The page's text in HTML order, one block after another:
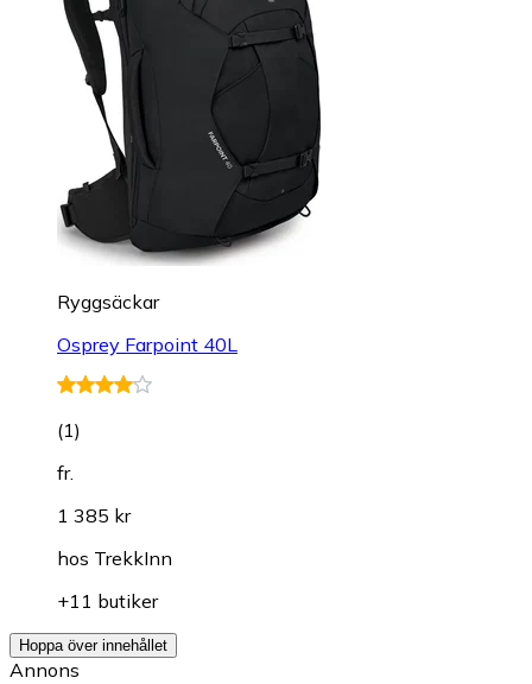
Ryggsäckar
Osprey Farpoint 40L
(1)
fr.
1 385 kr
hos TrekkInn
+11 butiker
Hoppa över innehållet
Annons